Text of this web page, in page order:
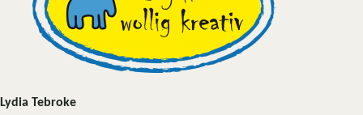
Lydia Tebroke